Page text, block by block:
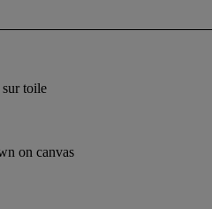
toile
on canvas